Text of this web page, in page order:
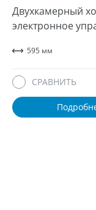
Двухкамерный
электронное
595 мм
СРАВНИТЬ